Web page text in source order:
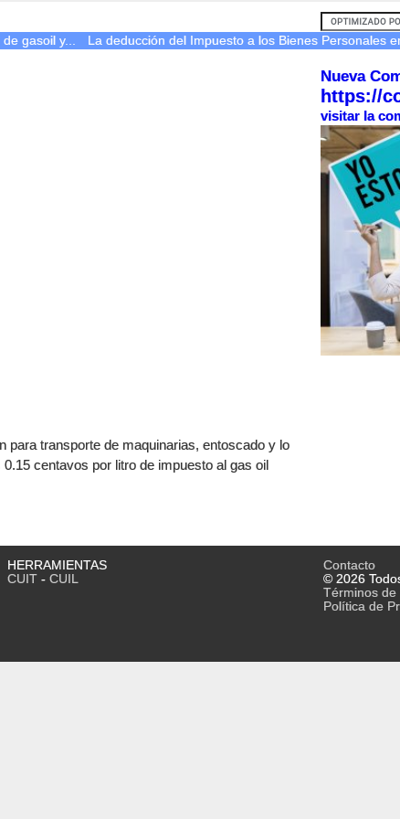
gasoil y... La deducción del Impuesto a los Bienes Personales
para transporte de maquinarias, entoscado y lo
centavos por litro de impuesto al gas oil
Nueva
https://
visitar la
HERRAMIENTAS
CUIT- CUIL
Contacto
© 2026
Términos de
Política de